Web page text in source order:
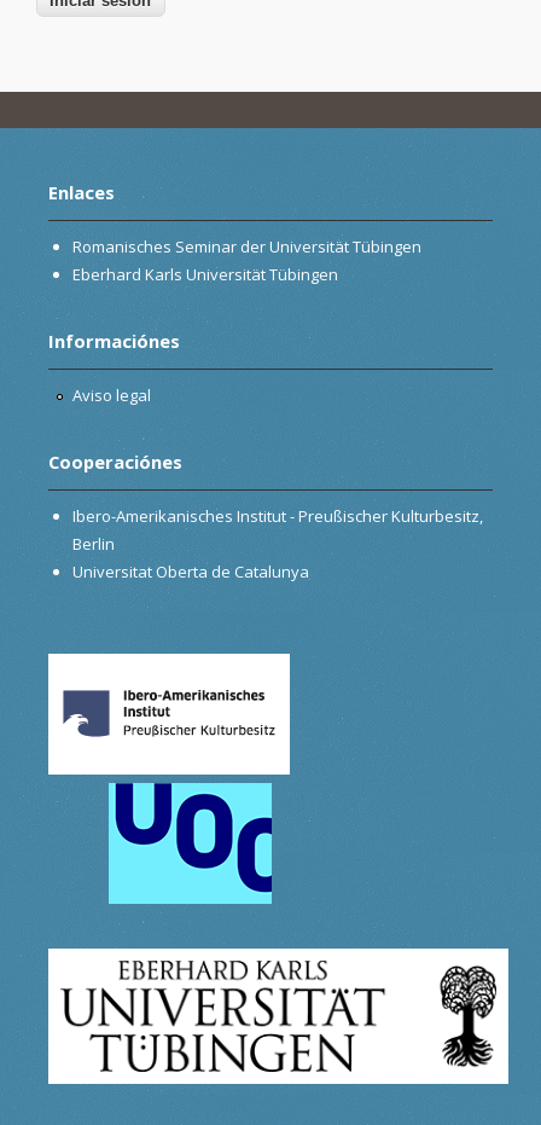
Enlaces
Romanisches Seminar der Universität Tübingen
Eberhard Karls Universität Tübingen
Informaciónes
Aviso legal
Cooperaciónes
Ibero-Amerikanisches Institut - Preußischer Kulturbesitz,
Berlin
Universitat Oberta de Catalunya